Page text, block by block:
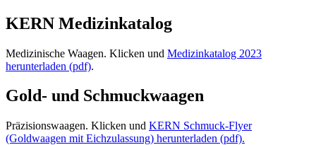
KERN Medizinkatalog
Medizinische Waagen. Klicken und Medizinkatalog 2023
herunterladen (pdf).
Gold- und Schmuckwaagen
Präzisionswaagen. Klicken und KERN Schmuck-Flyer
(Goldwaagen mit Eichzulassung) herunterladen (pdf).